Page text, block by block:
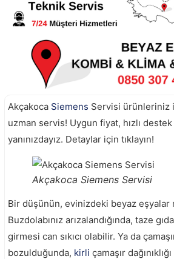
Akçakoca Siemens Servisi ürünleriniz
uzman servis! Uygun fiyat, hızlı
yanınızdayız. Detaylar için tıklayın!
Akçakoca Siemens Servisi
Bir düşünün, evinizdeki beyaz eşyalar
Buzdolabınız arızalandığında, taze
girmesi can sıkıcı olabilir. Ya da
bozulduğunda, kirli çamaşır